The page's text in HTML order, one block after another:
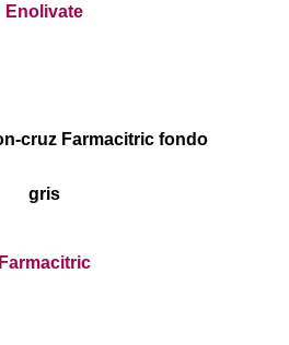
Enolivate
Farmacitric